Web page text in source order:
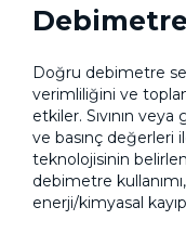
Doğru debimetre
verimliliğini ve
etkiler. Sıvının
ve basınç değerleri
teknolojisinin
debimetre
enerji/kimyasal